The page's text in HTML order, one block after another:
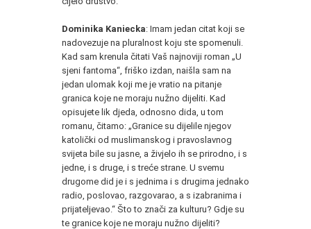
Dominika Kaniecka: Imam jedan citat koji se
nadovezuje na pluralnost koju ste spomenuli.
Kad sam krenula čitati Vaš najnoviji roman „U
sjeni fantoma“, friško izdan, naišla sam na
jedan ulomak koji me je vratio na pitanje
granica koje ne moraju nužno dijeliti. Kad
opisujete lik djeda, odnosno dida, u tom
romanu, čitamo: „Granice su dijelile njegov
katolički od muslimanskog i pravoslavnog
svijeta bile su jasne, a živjelo ih se prirodno, i s
jedne, i s druge, i s treće strane. U svemu
drugome did je i s jednima i s drugima jednako
radio, poslovao, razgovarao, a s izabranima i
prijateljevao.“ Što to znači za kulturu? Gdje su
te granice koje ne moraju nužno dijeliti?